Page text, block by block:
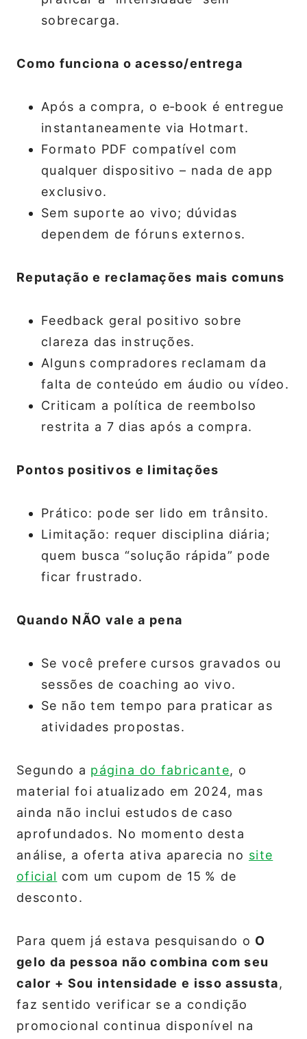
sobrecarga.
Como funciona o acesso/entrega
Após a compra, o e‑book é entregue
instantaneamente via Hotmart.
Formato PDF compatível com
qualquer dispositivo – nada de app
exclusivo.
Sem suporte ao vivo; dúvidas
dependem de fóruns externos.
Reputação e reclamações mais comuns
Feedback geral positivo sobre
clareza das instruções.
Alguns compradores reclamam da
falta de conteúdo em áudio ou vídeo.
Criticam a política de reembolso
restrita a 7 dias após a compra.
Pontos positivos e limitações
Prático: pode ser lido em trânsito.
Limitação: requer disciplina diária;
quem busca “solução rápida” pode
ficar frustrado.
Quando NÃO vale a pena
Se você prefere cursos gravados ou
sessões de coaching ao vivo.
Se não tem tempo para praticar as
atividades propostas.
Segundo a página do fabricante, o
material foi atualizado em 2024, mas
ainda não inclui estudos de caso
aprofundados. No momento desta
análise, a oferta ativa aparecia no site
oficial com um cupom de 15 % de
desconto.
Para quem já estava pesquisando o O
gelo da pessoa não combina com seu
calor + Sou intensidade e isso assusta,
faz sentido verificar se a condição
promocional continua disponível na